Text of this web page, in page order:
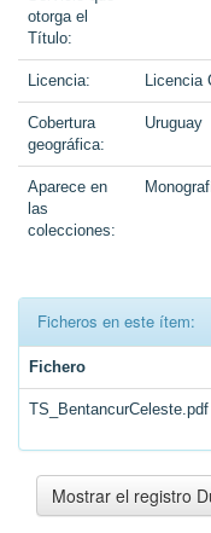
otorga el
Título:
Licencia: Licencia
Cobertura
geográfica:
Uruguay
Aparece en
las
colecciones:
Ficheros en este ítem:
Fichero
TS_BentancurCeleste.pdf
Mostrar el registro